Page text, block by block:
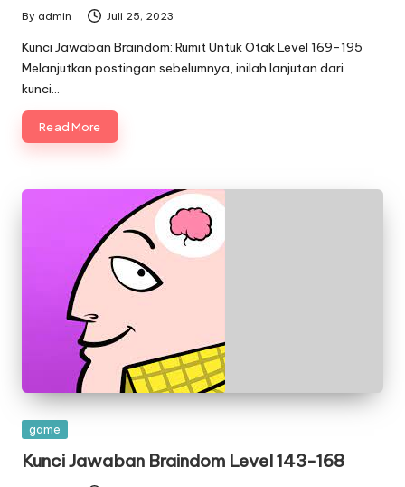
Posted
by
By admin Juli 25, 2023
Kunci Jawaban Braindom: Rumit Untuk Otak Level 169-195
Melanjutkan postingan sebelumnya, inilah lanjutan dari
kunci…
Read More
Posted
game
Kunci Jawaban Braindom Level 143-168